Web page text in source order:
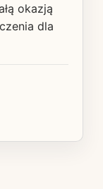
okazją
dla